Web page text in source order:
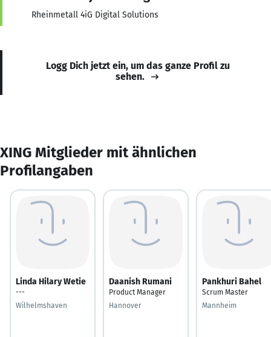
Rheinmetall 4iG Digital Solutions
Logg Dich jetzt ein, um das ganze Profil zu
sehen.
XING Mitglieder mit ähnlichen
Profilangaben
Linda Hilary Wetie
---
Wilhelmshaven
Daanish Rumani
Product Manager
Hannover
Pankhuri Bahel
Scrum Master
Mannheim